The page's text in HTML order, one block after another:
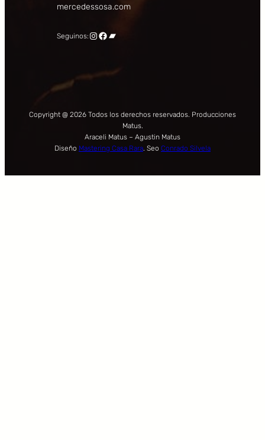
mercedessosa.com
Seguinos: Instagram
Facebook
Bandcamp
Copyright @ 2026 Todos los derechos reservados. Producciones
Matus.
Araceli Matus – Agustin Matus
Diseño Mastering Casa Rara. Seo Conrado Silvela